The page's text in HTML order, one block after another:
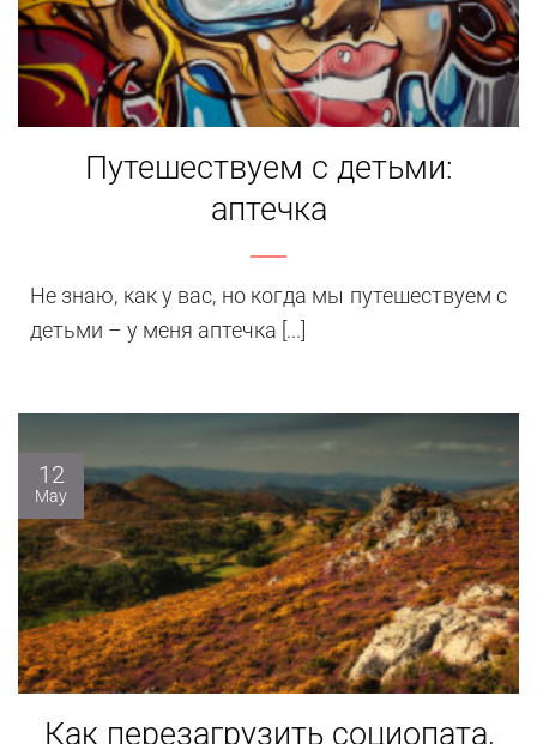
Путешествуем с детьми:
аптечка
Не знаю, как у вас, но когда мы путешествуем с
детьми – у меня аптечка [...]
Как перезагрузить социопата,
12
May